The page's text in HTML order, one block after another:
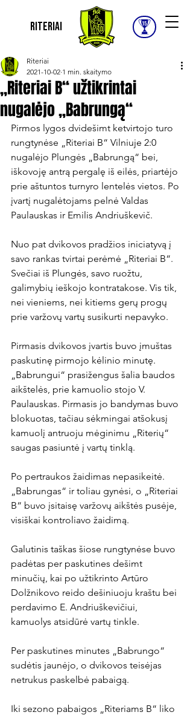
Riteriai
„Riteriai B“ užtikrintai
nugalėjo „Babrungą“
Riteriai
2021-10-02 1 min. skaitymo
Pirmos lygos dvidešimt ketvirtojo turo
rungtynėse „Riteriai B“ Vilniuje 2:0
nugalėjo Plungės „Babrungą“ bei,
iškovoję antrą pergalę iš eilės, priartėjo
prie aštuntos turnyro lentelės vietos. Po
įvartį nugalėtojams pelnė Valdas
Paulauskas ir Emilis Andriuškevič.
Nuo pat dvikovos pradžios iniciatyvą į
savo rankas tvirtai perėmė „Riteriai B“.
Svečiai iš Plungės, savo ruožtu,
galimybių ieškojo kontratakose. Vis tik,
nei vieniems, nei kitiems gerų progų
prie varžovų vartų susikurti nepavyko.
Pirmasis dvikovos įvartis buvo įmuštas
paskutinę pirmojo kėlinio minutę.
„Babrungui“ prasižengus šalia baudos
aikštelės, prie kamuolio stojo V.
Paulauskas. Pirmasis jo bandymas buvo
blokuotas, tačiau sėkmingai atšokusį
kamuolį antruoju mėginimu „Riterių“
saugas pasiuntė į vartų tinklą.
Po pertraukos žaidimas nepasikeitė.
„Babrungas“ ir toliau gynėsi, o „Riteriai
B“ buvo įsitaisę varžovų aikštės pusėje,
visiškai kontroliavo žaidimą.
Galutinis taškas šiose rungtynėse buvo
padėtas per paskutines dešimt
minučių, kai po užtikrinto Artūro
Dolžnikovo reido dešiniuoju kraštu bei
perdavimo E. Andriuškevičiui,
kamuolys atsidūrė vartų tinkle.
Per paskutines minutes „Babrungo“
sudėtis jaunėjo, o dvikovos teisėjas
netrukus paskelbė pabaigą.
Iki sezono pabaigos „Riteriams B“ liko